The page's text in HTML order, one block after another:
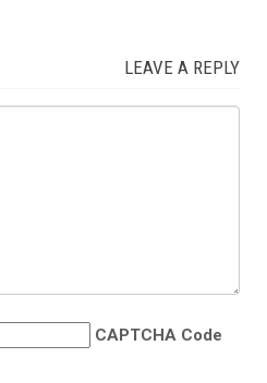
LEAVE A REPLY
CAPTCHA Code